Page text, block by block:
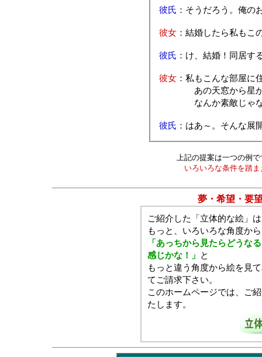
彼氏 ：そうだろう。俺の
彼女 ：結婚したら私もこ
彼氏 ：け、結婚！同居す
彼女 ：私もこんな部屋に
あの天窓から星が
なんか素敵じゃな
彼氏 ：はあ～。そんな展
上記の提案は一つの例で
いろいろな条件を踏
夢・希望・要
ご紹介した「立体的な絵」
もっと、いろいろな角度か
「あっちから見たらどうな
感じかな！」 と
もっと違う角度から絵を見
てご請求下さい。
このホームページでは、ご
たします。